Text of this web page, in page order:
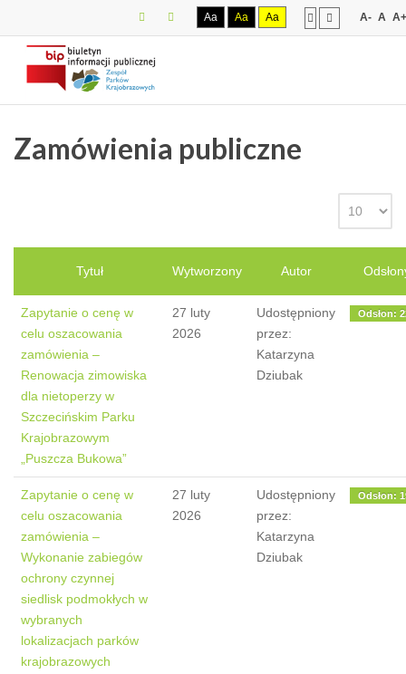
Aa Aa Aa A- A A+
Zamówienia publiczne
Tytuł Wytworzony Autor
Zapytanie o cenę w
celu oszacowania
zamówienia –
Renowacja zimowiska
dla nietoperzy w
Szczecińskim Parku
Krajobrazowym
„Puszcza Bukowa”
27 luty
2026
Udostępniony
przez:
Katarzyna
Dziubak
Odsłon:
Zapytanie o cenę w
celu oszacowania
zamówienia –
Wykonanie zabiegów
ochrony czynnej
siedlisk podmokłych w
wybranych
lokalizacjach parków
krajobrazowych
27 luty
2026
Udostępniony
przez:
Katarzyna
Dziubak
Odsłon: